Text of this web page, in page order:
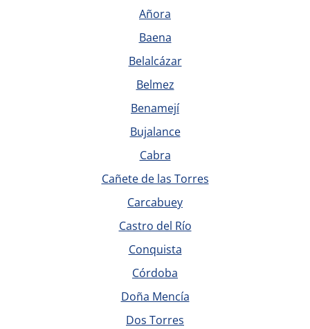
Añora
Baena
Belalcázar
Belmez
Benamejí
Bujalance
Cabra
Cañete de las Torres
Carcabuey
Castro del Río
Conquista
Córdoba
Doña Mencía
Dos Torres